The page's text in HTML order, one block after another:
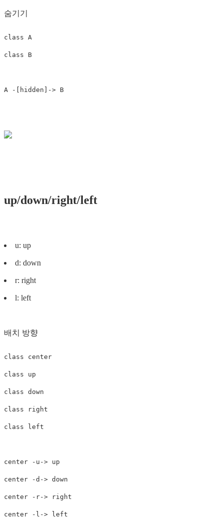
숨기기
class A
class B
A - hidden -> B
up/down/right/left
u: up
d: down
r: right
l: left
배치 방향
class center
class up
class down
class right
class left
center - u -> up
center -d -> down
center - r-> right
center - l -> left